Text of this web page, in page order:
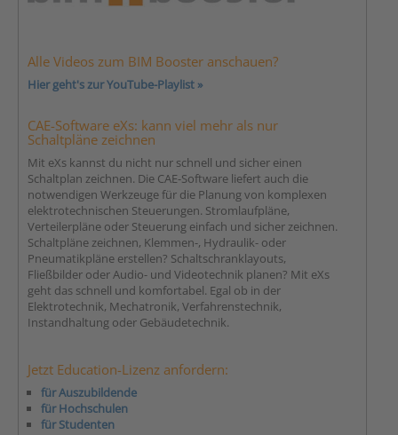
Alle Videos zum BIM Booster anschauen?
Hier geht's zur YouTube-Playlist »
CAE-Software eXs: kann viel mehr als nur
Schaltpläne zeichnen
Mit eXs kannst du nicht nur schnell und sicher einen
Schaltplan zeichnen. Die CAE-Software liefert auch die
notwendigen Werkzeuge für die Planung von komplexen
elektrotechnischen Steuerungen. Stromlaufpläne,
Verteilerpläne oder Steuerung einfach und sicher zeichnen.
Schaltpläne zeichnen, Klemmen-, Hydraulik- oder
Pneumatikpläne erstellen? Schaltschranklayouts,
Fließbilder oder Audio- und Videotechnik planen? Mit eXs
geht das schnell und komfortabel. Egal ob in der
Elektrotechnik, Mechatronik, Verfahrenstechnik,
Instandhaltung oder Gebäudetechnik.
Jetzt Education-Lizenz anfordern:
für Auszubildende
für Hochschulen
für Studenten